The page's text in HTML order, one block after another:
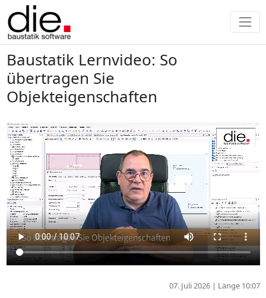
Baustatik Lernvideo: So
übertragen Sie
Objekteigenschaften
07. Juli 2026 | Länge 10:07